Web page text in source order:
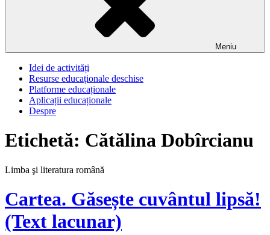
Meniu
Idei de activități
Resurse educaționale deschise
Platforme educaționale
Aplicații educaționale
Despre
Etichetă: Cătălina Dobîrcianu
Limba şi literatura română
Cartea. Găsește cuvântul lipsă!
(Text lacunar)